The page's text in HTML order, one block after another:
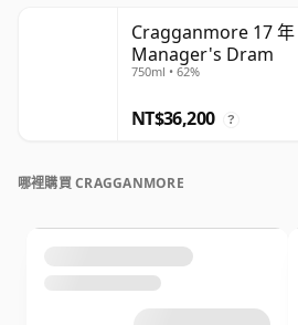
Cragganmore 17
Manager's Dram
750ml • 62%
NT$36,200 ?
哪裡購買 CRAGGANMORE